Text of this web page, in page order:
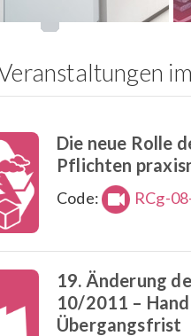
Die neue Rolle
Pflichten
Code: RCg-
19. Änderung
10/2011 –
Übergangsfrist